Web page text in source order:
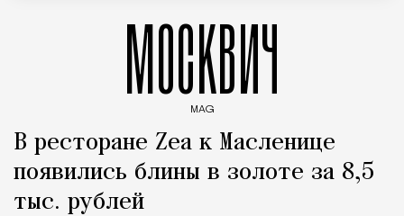
МОСКВИЧ
MAG
В ресторане Zea к Масленице
появились блины в золоте за 8,5
тыс. рублей